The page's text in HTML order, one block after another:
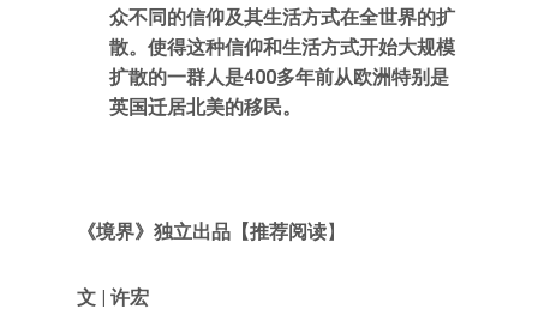
众不同的信仰及其生活方式在全世界的扩
散。使得这种信仰和生活方式开始大规模
扩散的一群人是400多年前从欧洲特别是
英国迁居北美的移民。
《境界》独立出品【推荐阅读】
文 | 许宏